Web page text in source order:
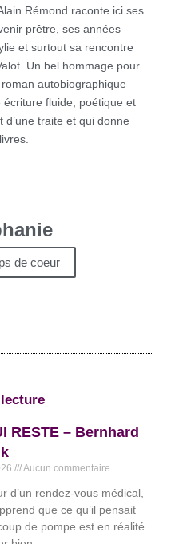
Rémond raconte ici ses
prêtre, ses années
et surtout sa rencontre
Un bel hommage pour
autobiographique
fluide, poétique et
traite et qui donne
de coeur
RESTE – Bernhard
Aucun commentaire
d’un rendez-vous médical,
que ce qu’il pensait
de pompe est en réalité